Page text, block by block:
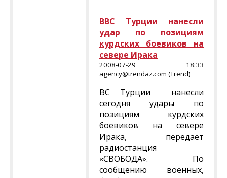
ВВС Турции нанесли
удар по позициям
курдских боевиков на
севере Ирака
2008-07-29 18:33
agency@trendaz.com (Trend)
ВС Турции нанесли
сегодня удары по
позициям курдских
боевиков на севере
Ирака, передает
радиостанция
«СВОБОДА». По
сообщению военных,